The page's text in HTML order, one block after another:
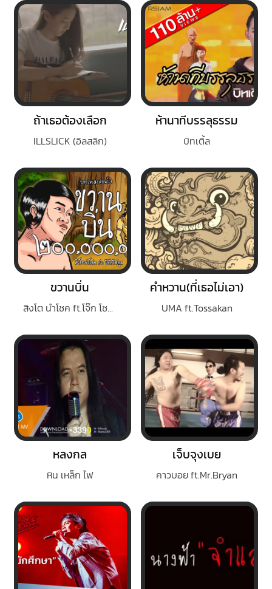
ถ้าเธอต้องเลือก
ILLSLICK (อิลสลิก)
ห้านาทีบรรลุธรรม
บิทเติ้ล
ขวานบิ่น
สิงโต นำโชค ft.โจ๊ก โซคูล
คำหวาน(ที่เธอไม่เอา)
UMA ft.Tossakan
หลงกล
หิน เหล็ก ไฟ
เจ็บจุงเบย
คาวบอย ft.Mr.Bryan